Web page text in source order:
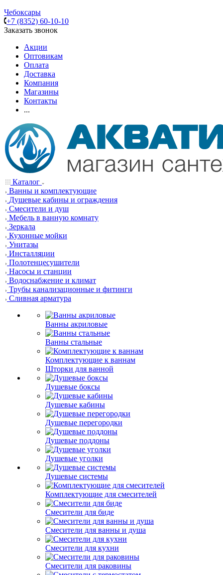
Чебоксары
+7 (8352) 60-10-10
Заказать звонок
Акции
Оптовикам
Оплата
Доставка
Компания
Магазины
Контакты
...
Каталог
Ванны и комплектующие
Душевые кабины и ограждения
Смесители и душ
Мебель в ванную комнату
Зеркала
Кухонные мойки
Унитазы
Инсталляции
Полотенцесушители
Насосы и станции
Водоснабжение и климат
Трубы канализационные и фитинги
Сливная арматура
Ванны акриловые
Ванны стальные
Комплектующие к ваннам
Шторки для ванной
Душевые боксы
Душевые кабины
Душевые перегородки
Душевые поддоны
Душевые уголки
Душевые системы
Комплектующие для смесителей
Смесители для биде
Смесители для ванны и душа
Смесители для кухни
Смесители для раковины